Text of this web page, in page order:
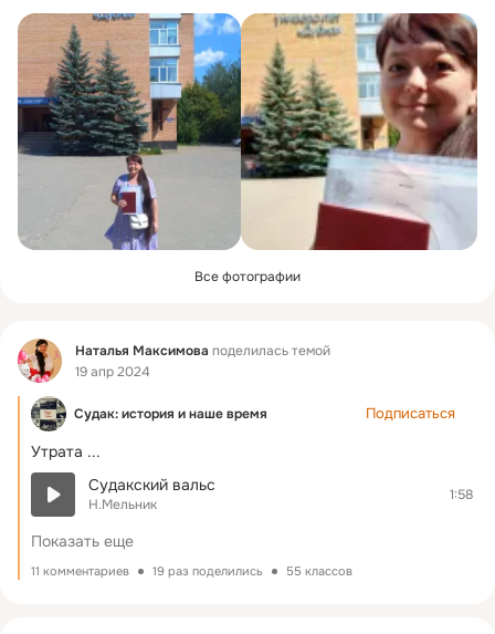
Все фотографии
Фид Наталья Максимова поделилась темой
19 апр 2024
Судак: история и наше время Подписаться
Утрата ...
Судакский вальс
Н.Мельник
1:58
Показать еще
11 комментариев 19 раз поделились 55 классов